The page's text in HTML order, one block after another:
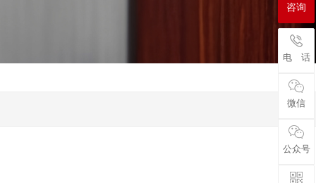
咨询
电 话
微信
公众号